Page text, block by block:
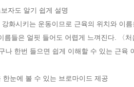
자도 알기 쉽게 설명
화시키는 운동이므로 근육의 위치와 이
름들은 얼핏 들어도 어렵게 느껴진다. 〈
나 한번 들으면 쉽게 이해할 수 있는 근
눈에 볼 수 있는 브로마이드 제공